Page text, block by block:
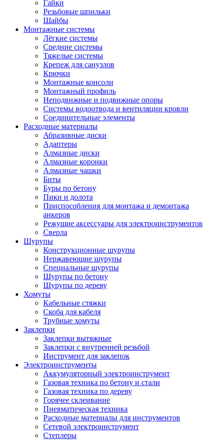
Гайки
Резьбовые шпильки
Шайбы
Монтажные системы
Лёгкие системы
Средние системы
Тяжелые системы
Крепеж для санузлов
Крючки
Монтажные консоли
Монтажный профиль
Неподвижные и подвижные опоры
Системы водоотвода и вентиляции кровли
Соединительные элементы
Расходные материалы
Абразивные диски
Адаптеры
Алмазные диски
Алмазные коронки
Алмазные чашки
Биты
Буры по бетону
Пики и долота
Приспособления для монтажа и демонтажа
анкеров
Режущие аксессуары для электроинструментов
Сверла
Шурупы
Конструкционные шурупы
Нержавеющие шурупы
Специальные шурупы
Шурупы по бетону
Шурупы по дереву
Хомуты
Кабельные стяжки
Скоба для кабеля
Трубные хомуты
Заклепки
Заклепки вытяжные
Заклепки с внутренней резьбой
Инструмент для заклепок
Электроинструменты
Аккумуляторный электроинструмент
Газовая техника по бетону и стали
Газовая техника по дереву
Горячее склеивание
Пневматическая техника
Расходные материалы для инструментов
Сетевой электроинструмент
Степлеры